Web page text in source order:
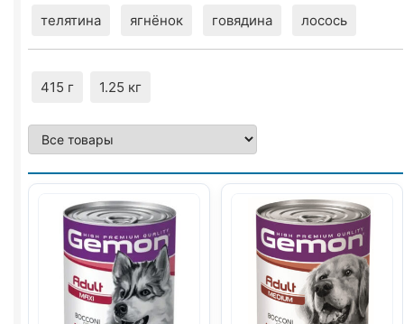
телятина ягнёнок говядина лосось
415 г 1.25 кг